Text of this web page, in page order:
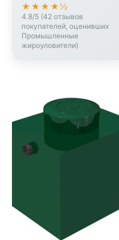
★★★★½
4.8/5 (42 отзывов
покупателей, оценивших
Промышленные
жироуловители)